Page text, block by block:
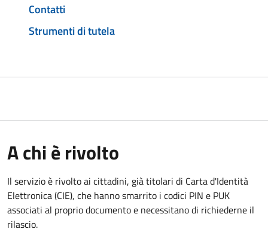
Contatti
Strumenti di tutela
A chi è rivolto
Il servizio è rivolto ai cittadini, già titolari di Carta d'Identità
Elettronica (CIE), che hanno smarrito i codici PIN e PUK
associati al proprio documento e necessitano di richiederne il
rilascio.